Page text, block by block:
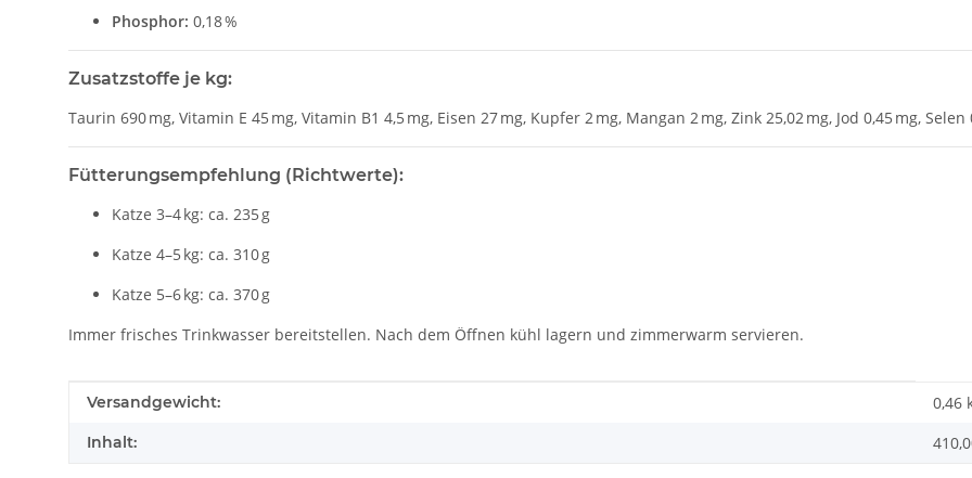
Phosphor: 0,18 %
Zusatzstoffe je kg:
Taurin 690 mg, Vitamin E 45 mg, Vitamin B1 4,5 mg, Eisen 27 mg, Kupfer 2 mg, Mangan 2 mg, Zink 25,02 mg, Jod 0,45 mg, Selen
Fütterungsempfehlung (Richtwerte):
Katze 3–4 kg: ca. 235 g
Katze 4–5 kg: ca. 310 g
Katze 5–6 kg: ca. 370 g
Immer frisches Trinkwasser bereitstellen. Nach dem Öffnen kühl lagern und zimmerwarm servieren.
Produkteigenschaft
Wert
Versandgewicht: 0,46
Inhalt: